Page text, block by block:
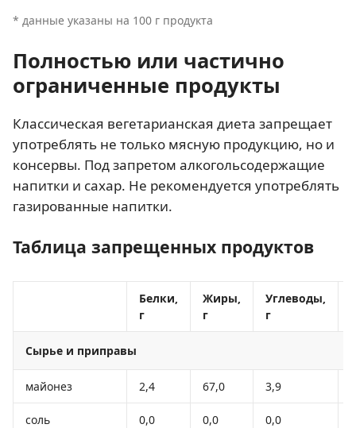
* данные указаны на 100 г продукта
Полностью или частично
ограниченные продукты
Классическая вегетарианская диета запрещает
употреблять не только мясную продукцию, но и
консервы. Под запретом алкогольсодержащие
напитки и сахар. Не рекомендуется употреблять
газированные напитки.
Таблица запрещенных продуктов
Белки,
г
Жиры,
г
Углеводы,
г
Сырье и приправы
майонез 2,4 67,0 3,9
соль 0,0 0,0 0,0